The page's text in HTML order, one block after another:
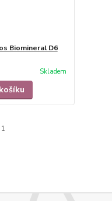
Biomineral D6
Skladem